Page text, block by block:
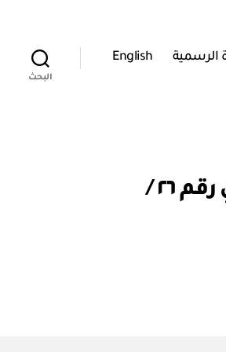
الرسمية English
البحث
مكتب نائب رئيس مجلس الوزراء للشؤون المالية والاقتصادية: قرار وزاري رقم ٢٦ /